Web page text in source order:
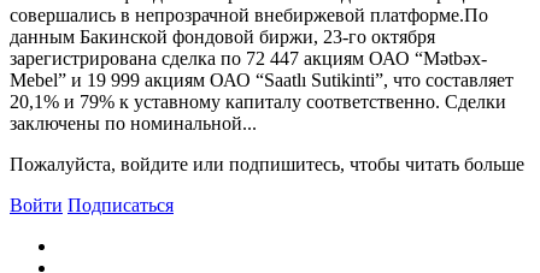
совершались в непрозрачной внебиржевой платформе.По
данным Бакинской фондовой биржи, 23-го октября
зарегистрирована сделка по 72 447 акциям ОАО “Mətbəx-
Mebel” и 19 999 акциям ОАО “Saatlı Sutikinti”, что составляет
20,1% и 79% к уставному капиталу соответственно. Сделки
заключены по номинальной...
Пожалуйста, войдите или подпишитесь, чтобы читать больше
Войти Подписаться